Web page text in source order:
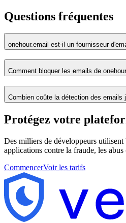
Questions fréquentes
onehour.email est-il un fournisseur
Comment bloquer les emails de
Combien coûte la détection des emails
Protégez votre
Des milliers de développeurs
applications contre la fraude, les abus
CommencerVoir les tarifs